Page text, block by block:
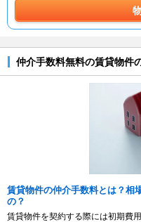
仲介手数料無料の賃貸物件
賃貸物件の仲介手数料とは？相
の？
賃貸物件を契約する際には初期費